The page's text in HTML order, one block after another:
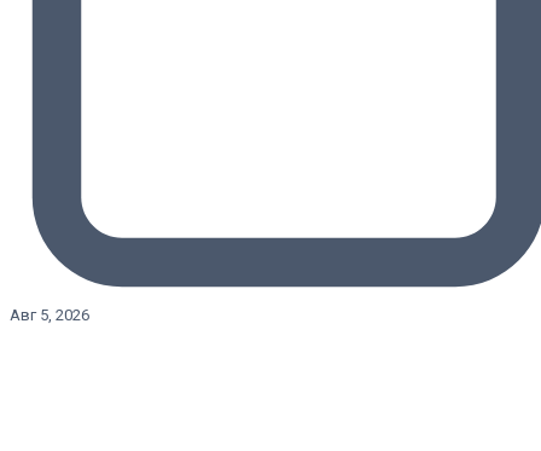
Авг 5, 2026